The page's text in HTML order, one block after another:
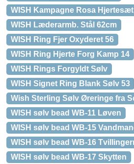
WISH Kampagne Rosa Hjertesæt
WISH Læderarmb. Stål 62cm
WISH Ring Fjer Oxyderet 56
WISH Ring Hjerte Forg Kamp 14
WISH Rings Forgyldt Sølv
WISH Signet Ring Blank Sølv 53
Wish Sterling Sølv Øreringe fra
WISH sølv bead WB-11 Løven
WISH sølv bead WB-15
WISH sølv bead WB-16
WISH sølv bead WB-17 Skytten